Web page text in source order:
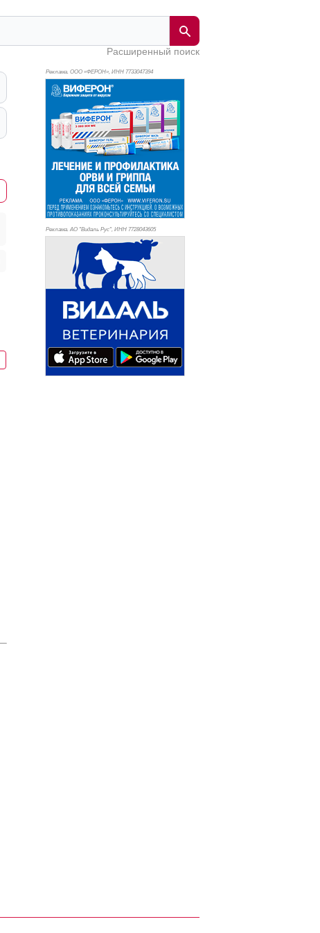
Расширенный поиск
Реклама. ООО «ФЕРОН», ИНН 7733047394
Реклама. АО "Видаль Рус", ИНН 7728043605